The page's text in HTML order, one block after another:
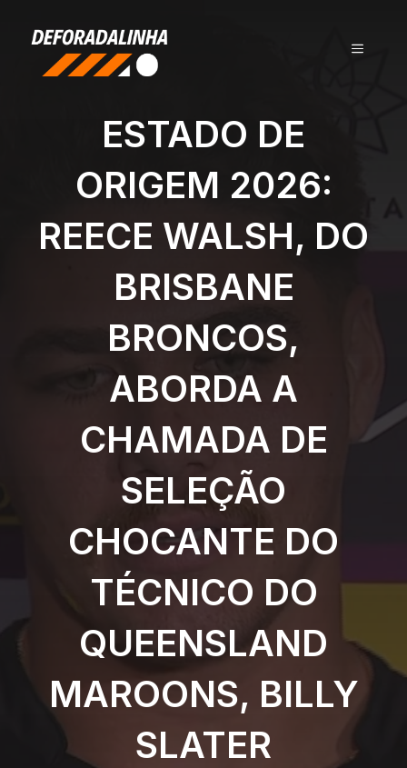
conteúdo
MENU
ESTADO DE
ORIGEM 2026:
REECE WALSH, DO
BRISBANE
BRONCOS,
ABORDA A
CHAMADA DE
SELEÇÃO
CHOCANTE DO
TÉCNICO DO
QUEENSLAND
MAROONS, BILLY
SLATER